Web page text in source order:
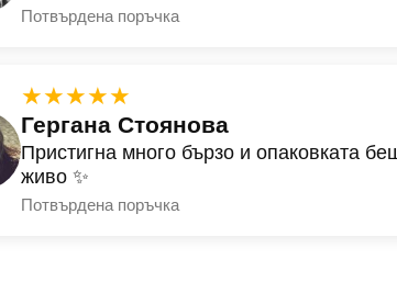
Потвърдена поръчка
★★★★★
Гергана Стоянова
Пристигна много бързо и опаковката
живо ✨
Потвърдена поръчка